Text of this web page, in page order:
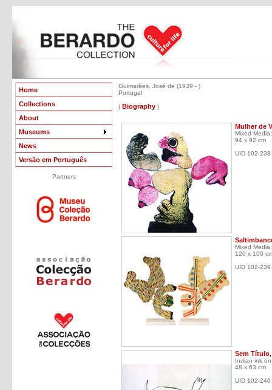
Home
Collections
About
Museums
News
Versão em Português
Partners
Guimarães, José de (1939 - )
Portugal
( Biography )
Mulher de
Mixed Media;
94 x 92 cm
UID 102-238
Mixed Media;
120 x 100
UID 102-239
Sem Título,
Indian ink
48 x 63 cm
UID 102-240